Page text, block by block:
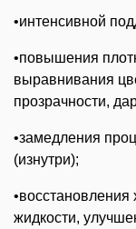
•интенсивной
•повышения
выравнивания
прозрачности,
•замедления
(изнутри);
жидкости,